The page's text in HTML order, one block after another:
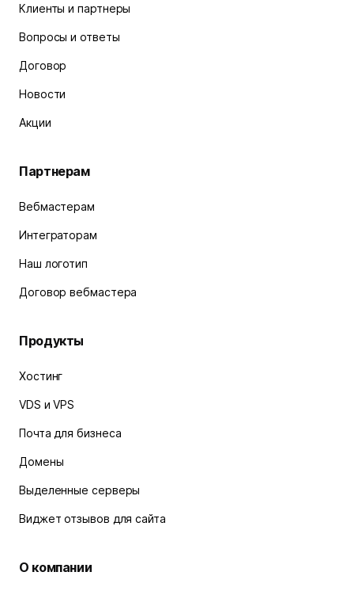
Клиенты и партнеры
Вопросы и ответы
Договор
Новости
Акции
Партнерам
Вебмастерам
Интеграторам
Наш логотип
Договор вебмастера
Продукты
Хостинг
VDS и VPS
Почта для бизнеса
Домены
Выделенные серверы
Виджет отзывов для сайта
О компании